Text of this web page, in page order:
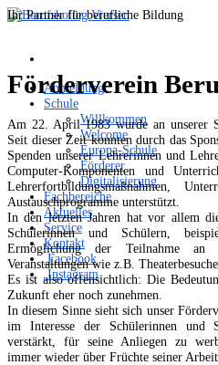
Ihr Partner für berufliche Bildung
Anmeldung
Schule
Willkommen
Welcome
Europa-Schule
Förderer
Digitalisierung
Fachbereiche
Aktuelles
Service
Kontakt
Facebook
Instagram
Förderverein
Am 22. April 1983 wurde an unserer
Seit dieser Zeit konnten durch das
Spenden unserer Lehrerinnen und
Computer-Komponenten und
Lehrerfortbildungsmaßnahmen,
Austauschprogramme unterstützt.
In den letzten Jahren hat vor allem
Schülerinnen und Schülern,
Ermöglichung der Teilnahme an
Veranstaltungen wie z.B.
Es ist also offensichtlich: Die
Zukunft eher noch zunehmen.
In diesem Sinne sieht sich unser
im Interesse der Schülerinnen und
verstärkt, für seine Anliegen zu
immer wieder über Früchte seiner